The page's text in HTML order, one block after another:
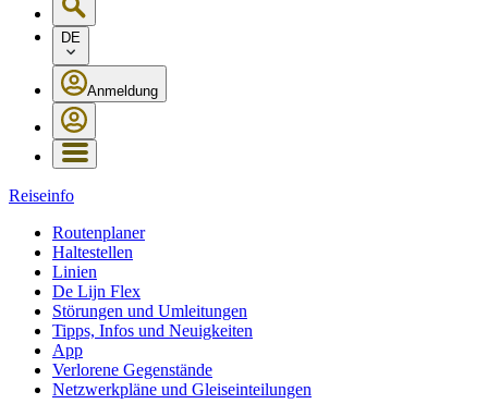
DE
Anmeldung
Reiseinfo
Routenplaner
Haltestellen
Linien
De Lijn Flex
Störungen und Umleitungen
Tipps, Infos und Neuigkeiten
App
Verlorene Gegenstände
Netzwerkpläne und Gleiseinteilungen